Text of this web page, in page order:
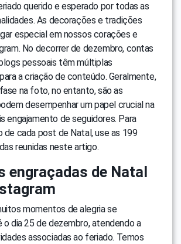
querido e esperado por todas as
As decorações e tradições
especial em nossos corações e
No decorrer de dezembro, contas
pessoais têm múltiplas
a criação de conteúdo. Geralmente,
na foto, no entanto, são as
desempenhar um papel crucial na
engajamento de seguidores. Para
de cada post de Natal, use as 199
reunidas neste artigo.
engraçadas de Natal
momentos de alegria se
dia 25 de dezembro, atendendo a
associadas ao feriado. Temos